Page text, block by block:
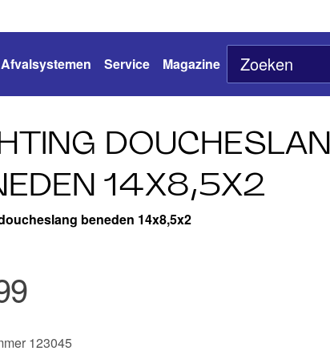
Afvalsystemen Service Magazine
14X8,5X2
beneden 14x8,5x2
123045